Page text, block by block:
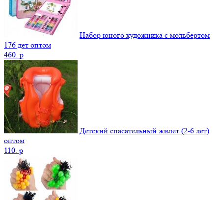
Набор юного художника с мольбертом
176 дет оптом
460. p
Детский спасательный жилет (2-6 лет)
оптом
110. p